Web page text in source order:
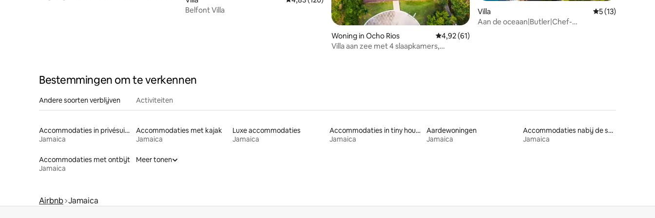
Belfont Villa
Woning in Ocho Rios Gemiddelde beoordeling van 4,92 op 5, 61 recensies
4,92 (61)
Villa aan zee met 4 slaapkamers,
Villa Gemiddelde
5 (13)
Aan de oceaan|Butler|Chef-
Bestemmingen om te verkennen
Andere soorten verblijven Activiteiten
Accommodaties in privésuites
Jamaica
Accommodaties met kajak
Jamaica
Luxe accommodaties
Jamaica
Accommodaties in tiny houses
Jamaica
Aardewoningen
Jamaica
Accommodaties nabij de skipiste
Jamaica
Accommodaties met ontbijt
Jamaica
Meer tonen
Airbnb Jamaica